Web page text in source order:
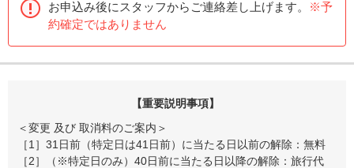
お申込み後にスタッフからご連絡差し上げます。
※予
約確定ではありません
【重要説明事項】
＜変更 及び 取消料のご案内＞
［1］31日前（特定日は41日前）に当たる日以前の解除：無料
［2］（※特定日のみ）40日前に当たる日以降の解除：旅行代